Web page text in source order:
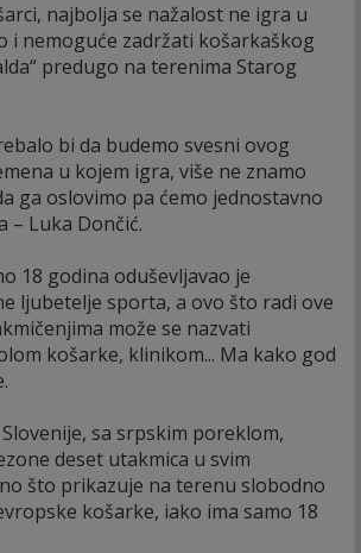
najbolja se nažalost ne igra u
i nemoguće zadržati košarkaškog
predugo na terenima Starog
bi da budemo svesni ovog
u kojem igra, više ne znamo
ga oslovimo pa ćemo jednostavno
– Luka Dončić.
18 godina oduševljavao je
ljubetelje sporta, a ovo što radi ove
može se nazvati
košarke, klinikom... Ma kako god
sa srpskim poreklom,
deset utakmica u svim
što prikazuje na terenu slobodno
košarke, iako ima samo 18